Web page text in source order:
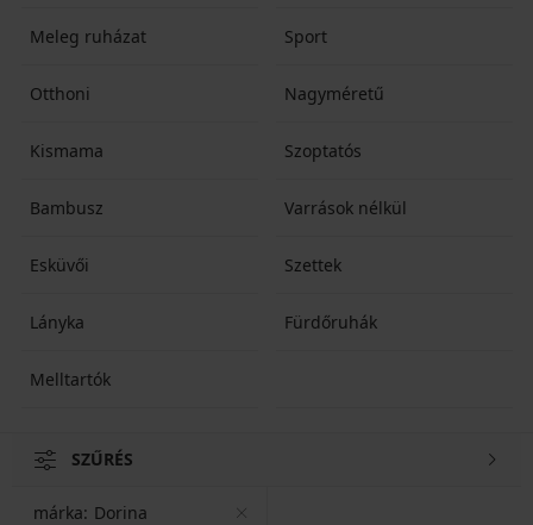
Meleg ruházat Sport
Otthoni Nagyméretű
Kismama Szoptatós
Bambusz Varrások nélkül
Esküvői Szettek
Lányka Fürdőruhák
Melltartók
SZŰRÉS
márka: Dorina